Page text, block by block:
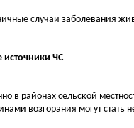
случаи заболевания
источники ЧС
в районах сельской
возгорания могут стать